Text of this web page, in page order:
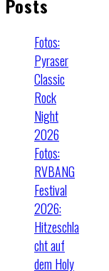
Posts
Fotos:
Pyraser
Classic
Rock
Night
2026
Fotos:
RVBANG
Festival
2026:
Hitzeschla
cht auf
dem Holy